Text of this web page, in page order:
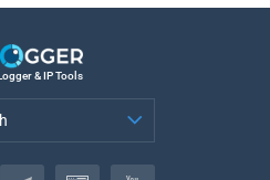
& IP Tools